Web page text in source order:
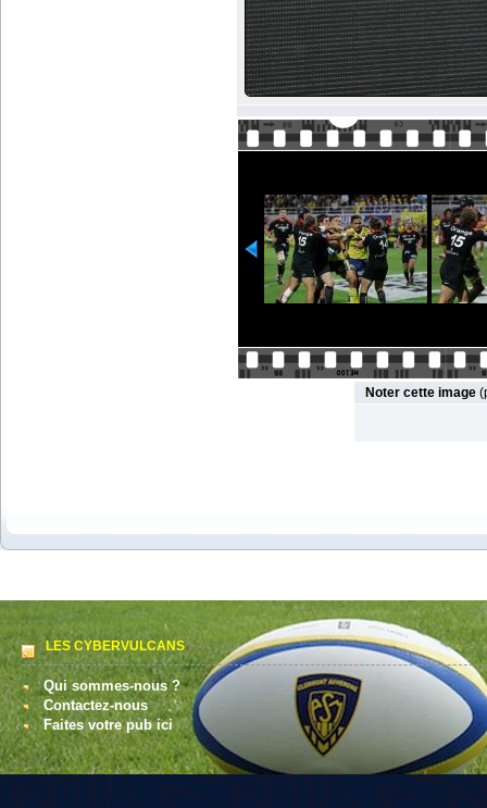
Noter cette image
LES CYBERVULCANS
Qui sommes-nous ?
Contactez-nous
Faites votre pub ici